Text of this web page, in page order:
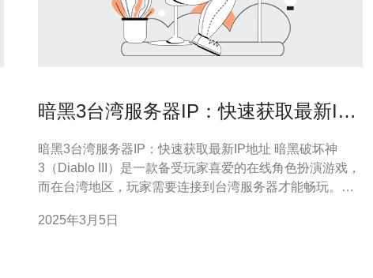
暗黑3台湾服务器IP：快速获取最新IP
暗黑3台湾服务器IP：快速获取最新IP地址 暗黑破坏神
3（Diablo III）是一款备受玩家喜爱的在线角色扮演游戏，
而在台湾地区，玩家需要连接到台湾服务器才能畅玩。然
快速获取最新的台湾服务器IP地址。 首先，你可以访问暗
2025年3月5日